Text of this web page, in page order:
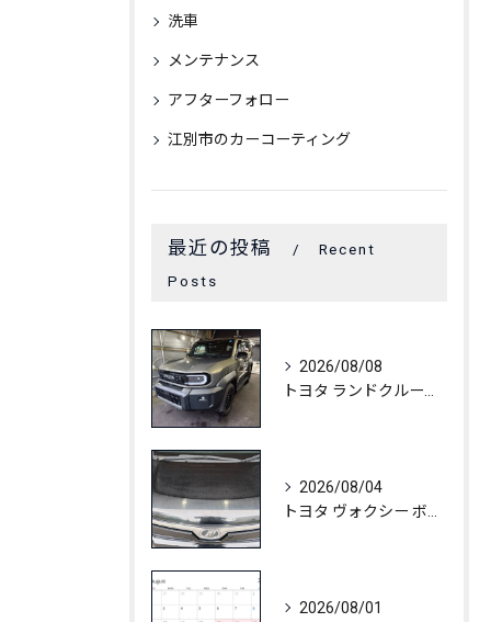
洗車
メンテナンス
アフターフォロー
江別市のカーコーティング
最近の投稿
Recent
Posts
2026/08/08
2026/08/04
2026/08/01